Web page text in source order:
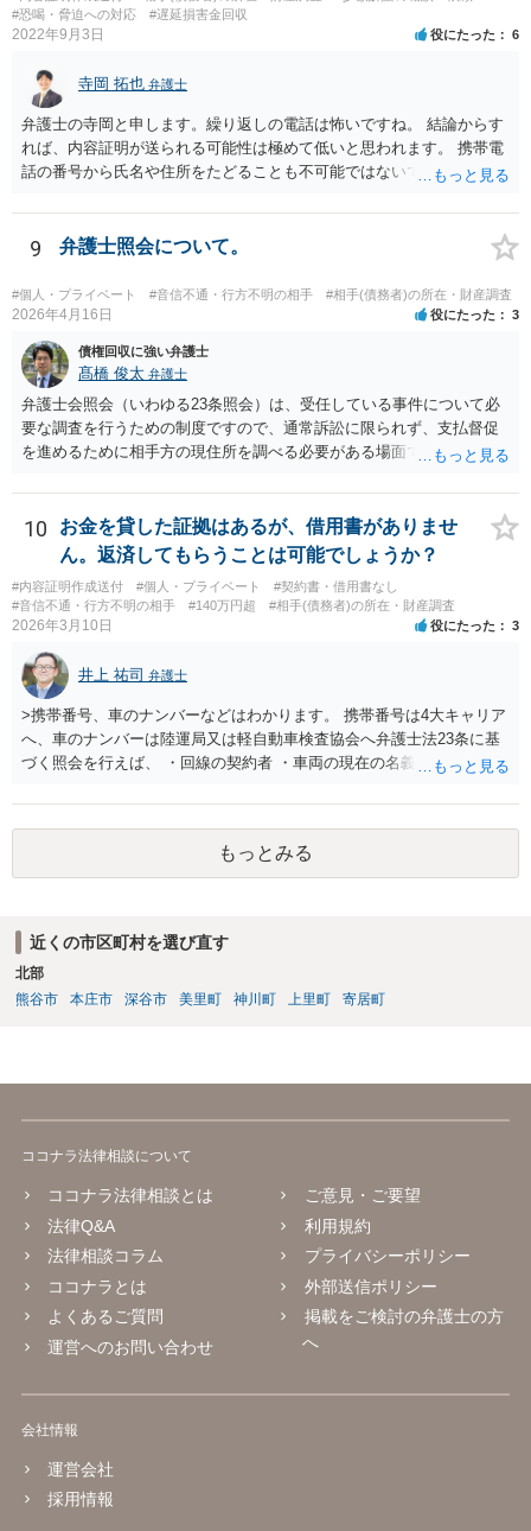
#恐喝・脅迫への対応
#遅延損害金回収
2022年9月3日 役にたった 6
寺岡 拓也 弁護士
弁護士の寺岡と申します。繰り返しの電話は怖いですね。 結論からす
れば、内容証明が送られる可能性は極めて低いと思われます。 携帯電
話の番号から氏名や住所をたどることも不可能ではないですが、発生
弁護士に依頼してそこまでしても結局のところ弁護士費用の方がかさ
み、費用倒れとなってしまいます。 おそらくはキャンセルされた腹い
せとして一種の捨て台詞的に「弁護士」や「内容証明」という言葉を
使っているのでしょう。 可能性という言葉を使う以上、ゼロとは言え
ませんが、気に病む必要はないと思われます。
9 弁護士照会について。
#個人・プライベート #音信不通・行方不明の相手 #相手(債務者)の所在・財産調査
2026年4月16日 役にたった 3
債権回収に強い弁護士
髙橋 俊太 弁護士
弁護士会照会（いわゆる23条照会）は、受任している事件について必
要な調査を行うための制度ですので、通常訴訟に限られず、支払督促
を進めるために相手方の現住所を調べる必要がある場面でも利用が検
は「住所調査だけ単体」で依頼するものではなく、支払督促申立てな
どの事件そのものを弁護士に依頼した上で、その事件処理の一環とし
て行う必要があります。また、23条照会をかければ必ず住所が判明す
るとは限りません。どの情報を手掛かりに、どこに照会するか、照会
先が回答に応じるかによって結果は変わります。したがって、支払督
促の段階でも利用は可能だが、成功するかは事案次第ということにな
護士に「支払督促申立てを前提に住所調査もお願いしたい」と相談す
るのがよいと思われます。
10
お金を貸した証拠はあるが、借用書がありませ
ん。返済してもらうことは可能でしょうか？
#内容証明作成送付 #個人・プライベート
#契約書・借用書なし
#音信不通・行方不明の相手
#140万円超 #相手(債務者)の所在・財産調査
2026年3月10日 役にたった 3
井上 祐司 弁護士
>携帯番号、車のナンバーなどはわかります。 携帯番号は4大キャリア
へ、車のナンバーは陸運局又は軽自動車検査協会へ弁護士法23条に基
づく照会を行えば、 ・回線の契約者 ・車両の現在の名義人 は、分か
義人であれば住所の特定につながりますが、 ・元彼・元カノ名義の回
線を使用している ・友人の車を借りたり名義残りのまま使用している
場合が稀にあり、この場合は照会しても住所の特定ができない場合も
しばしば存在します。 なお、貸金返還請求事件の受任を前提とせず弁
もっとみる
近くの市区町村を選び直す
北部
熊谷市
本庄市 深谷市 美里町 神川町 上里町 寄居町
ココナラ法律相談について
ココナラ法律相談とは
法律Q&A
法律相談コラム
ココナラとは
よくあるご質問
運営へのお問い合わせ
ご意見・ご要望
利用規約
プライバシーポリシー
外部送信ポリシー
掲載をご検討の弁護士の方
へ
会社情報
運営会社
採用情報